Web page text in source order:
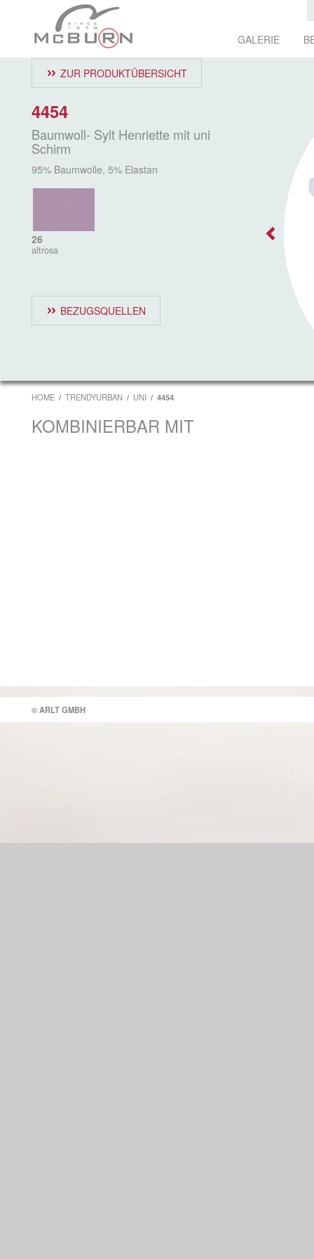
GALERIE
ZUR PRODUKTÜBERSICHT
4454
Baumwoll- Sylt Henriette mit uni
Schirm
95% Baumwolle, 5% Elastan
26
altrosa
BEZUGSQUELLEN
HOME TRENDYURBAN UNI 4454
KOMBINIERBAR MIT
© ARLT GMBH